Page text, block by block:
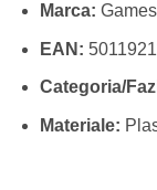
Marca:
EAN:
Categoria/
Materiale: